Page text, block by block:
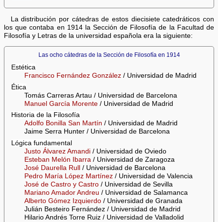
La distribución por cátedras de estos diecisiete catedráticos con
los que contaba en 1914 la Sección de Filosofía de la Facultad de
Filosofía y Letras de la universidad española era la siguiente:
Las ocho cátedras de la Sección de Filosofía en 1914
Estética
Francisco Fernández González/ Universidad de Madrid
Ética
Tomás Carreras Artau / Universidad de Barcelona
Manuel García Morente/ Universidad de Madrid
Historia de la Filosofía
Adolfo Bonilla San Martín / Universidad de Madrid
Jaime Serra Hunter / Universidad de Barcelona
Lógica fundamental
Justo Álvarez Amandi/ Universidad de Oviedo
Esteban Melón Ibarra/ Universidad de Zaragoza
José Daurella Rull
/ Universidad de Barcelona
Pedro María López Martínez/ Universidad de Valencia
José de Castro y Castro/ Universidad de Sevilla
Mariano Amador Andreu / Universidad de Salamanca
Alberto Gómez Izquierdo/ Universidad de Granada
Julián Besteiro Fernández / Universidad de Madrid
Hilario Andrés Torre Ruiz / Universidad de Valladolid